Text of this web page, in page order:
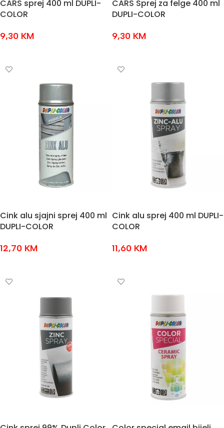
CARS sprej 400 ml DUPLI-
COLOR
9,30 KM
CARS Sprej za felge 400 ml
DUPLI-COLOR
9,30 KM
Cink alu sjajni sprej 400 ml
DUPLI-COLOR
12,70 KM
Cink alu sprej 400 ml DUPLI-
COLOR
11,60 KM